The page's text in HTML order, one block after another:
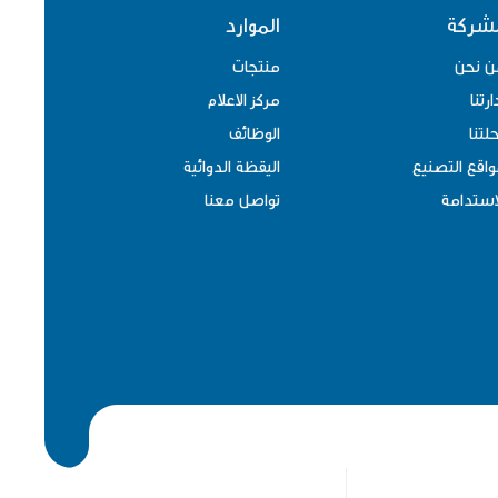
نحن
التصنيع
الموارد
منتجات
مركز الاعلام
الوظائف
اليقظة الدوائية
تواصل معنا